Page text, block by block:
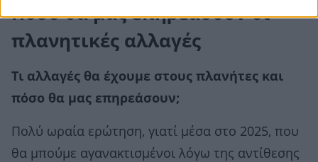
Πόσο θα μας επηρεάσουν οι
πλανητικές αλλαγές
Τι αλλαγές θα έχουμε στους πλανήτες και
πόσο θα μας επηρεάσουν;
Πολύ ωραία ερώτηση, γιατί μέσα στο 2025, που
θα μπούμε αγανακτισμένοι λόγω της αντίθεσης